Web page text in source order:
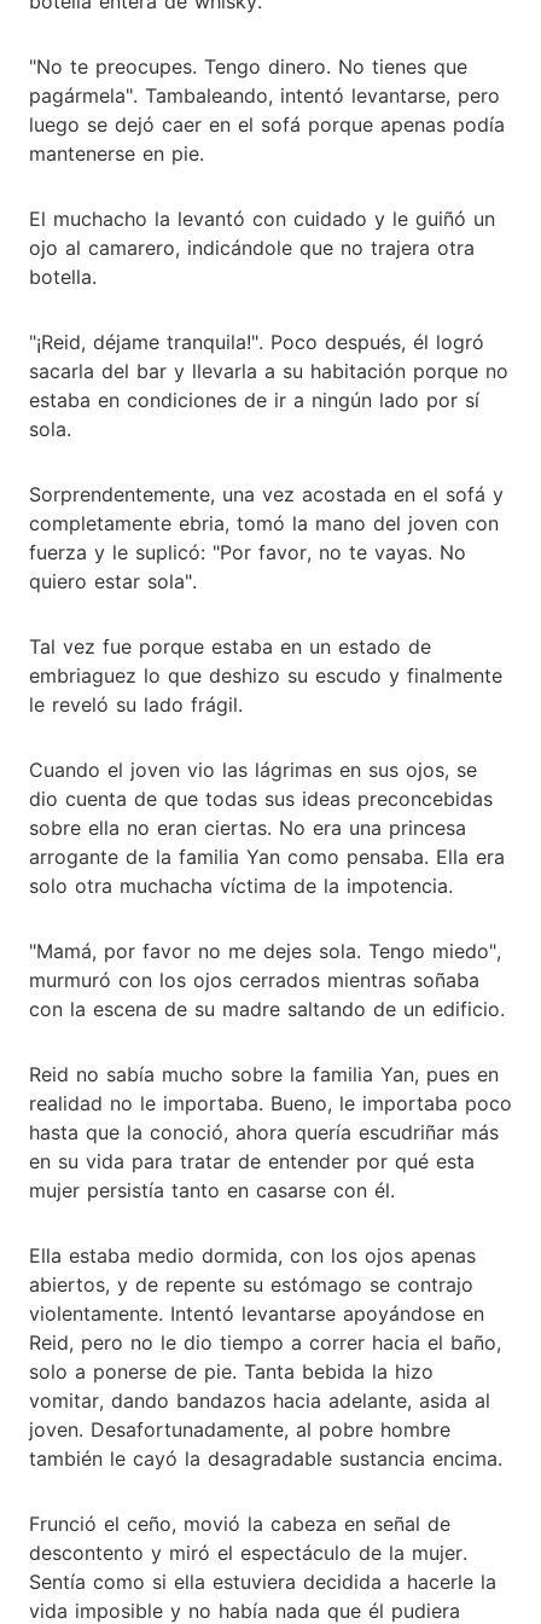
"No te preocupes. Tengo dinero. No tienes que
pagármela". Tambaleando, intentó levantarse, pero
luego se dejó caer en el sofá porque apenas podía
mantenerse en pie.
El muchacho la levantó con cuidado y le guiñó un
ojo al camarero, indicándole que no trajera otra
botella.
"¡Reid, déjame tranquila!". Poco después, él logró
sacarla del bar y llevarla a su habitación porque no
estaba en condiciones de ir a ningún lado por sí
sola.
Sorprendentemente, una vez acostada en el sofá y
completamente ebria, tomó la mano del joven con
fuerza y le suplicó: "Por favor, no te vayas. No
quiero estar sola".
Tal vez fue porque estaba en un estado de
embriaguez lo que deshizo su escudo y finalmente
le reveló su lado frágil.
Cuando el joven vio las lágrimas en sus ojos, se
dio cuenta de que todas sus ideas preconcebidas
sobre ella no eran ciertas. No era una princesa
arrogante de la familia Yan como pensaba. Ella era
solo otra muchacha víctima de la impotencia.
"Mamá, por favor no me dejes sola. Tengo miedo",
murmuró con los ojos cerrados mientras soñaba
con la escena de su madre saltando de un edificio.
Reid no sabía mucho sobre la familia Yan, pues en
realidad no le importaba. Bueno, le importaba poco
hasta que la conoció, ahora quería escudriñar más
en su vida para tratar de entender por qué esta
mujer persistía tanto en casarse con él.
Ella estaba medio dormida, con los ojos apenas
abiertos, y de repente su estómago se contrajo
violentamente. Intentó levantarse apoyándose en
Reid, pero no le dio tiempo a correr hacia el baño,
solo a ponerse de pie. Tanta bebida la hizo
vomitar, dando bandazos hacia adelante, asida al
joven. Desafortunadamente, al pobre hombre
también le cayó la desagradable sustancia encima.
Frunció el ceño, movió la cabeza en señal de
descontento y miró el espectáculo de la mujer.
Sentía como si ella estuviera decidida a hacerle la
vida imposible y no había nada que él pudiera